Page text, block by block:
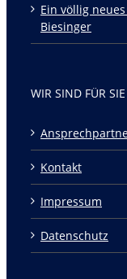
Ein völlig
Biesinger
WIR SIND FÜR
Kontakt
Impressum
Datenschutz